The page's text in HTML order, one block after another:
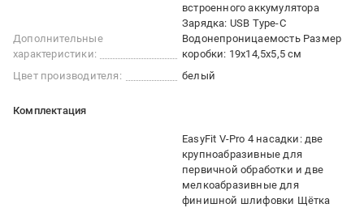
Дополнительные
характеристики:
встроенного аккумулятора
Зарядка: USB Type-C
Водонепроницаемость Размер
коробки: 19x14,5x5,5 см
Цвет производителя:
белый
Комплектация
EasyFit V-Pro 4 насадки: две
крупноабразивные для
первичной обработки и две
мелкоабразивные для
финишной шлифовки Щётка